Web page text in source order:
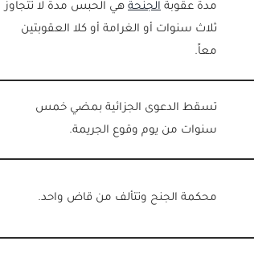
مدة عقوبة الجنحة هي الحبس مدة لا تتجاوز
ثلاث سنوات أو الغرامة أو كلا العقوبتين
معاً.
تسقط الدعوى الجزائية بمضي خمس
سنوات من يوم وقوع الجريمة.
محكمة الجنح وتتألف من قاض واحد.